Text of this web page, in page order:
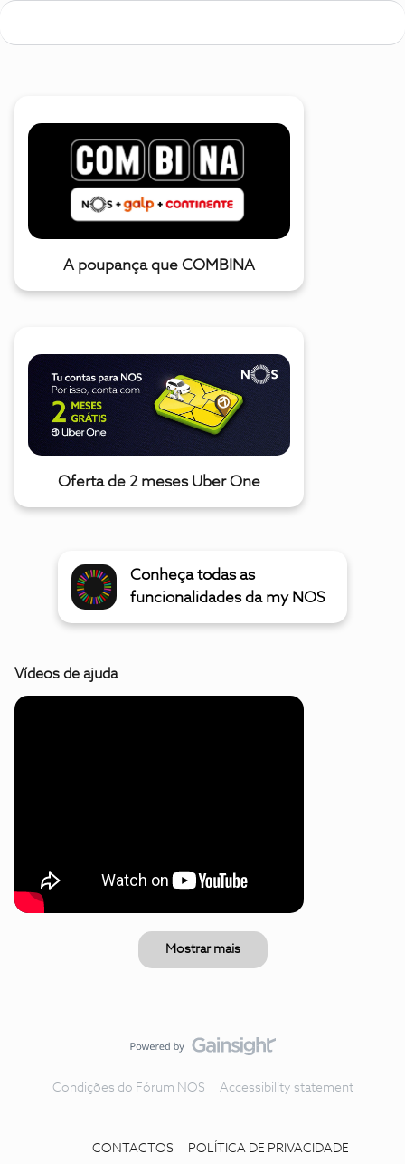
A poupança que COMBINA
Oferta de 2 meses Uber One
Conheça todas as
funcionalidades da my NOS
Vídeos de ajuda
Mostrar mais
Condições do Fórum NOS Accessibility statement
CONTACTOS POLÍTICA DE PRIVACIDADE